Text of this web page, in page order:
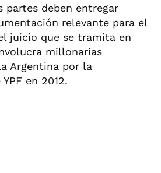
partes deben entregar
relevante para el
juicio que se tramita en
millonarias
Argentina por la
en 2012.